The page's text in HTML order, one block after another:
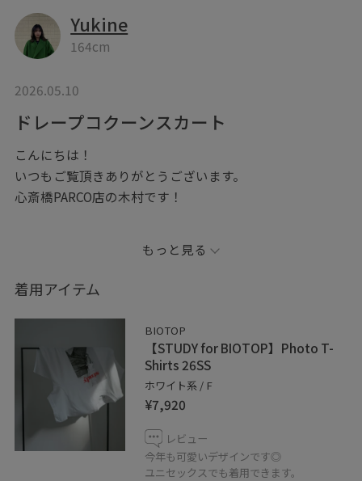
Yukine
164cm
2026.05.10
ドレープコクーンスカート
こんにちは！
いつもご覧頂きありがとうございます。
心斎橋PARCO店の木村です！
ちょっと派手な色のスカートを着用しました！
後ろ側はゴムになっているので
ご飯食べた後も大丈夫そうです♪
※記載のないものにつきましては私物となります。
instagram →adam___yuki
新作アイテムなど更新しております。
もっと見る
着用アイテム
BIOTOP
【STUDY for BIOTOP】Photo T-
Shirts 26SS
ホワイト系 / F
¥7,920
レビュー
今年も可愛いデザインです◎
ユニセックスでも着用できます。